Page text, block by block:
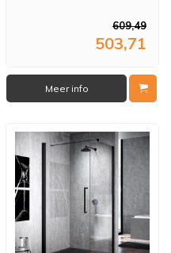
609,49
503,71
Meer info